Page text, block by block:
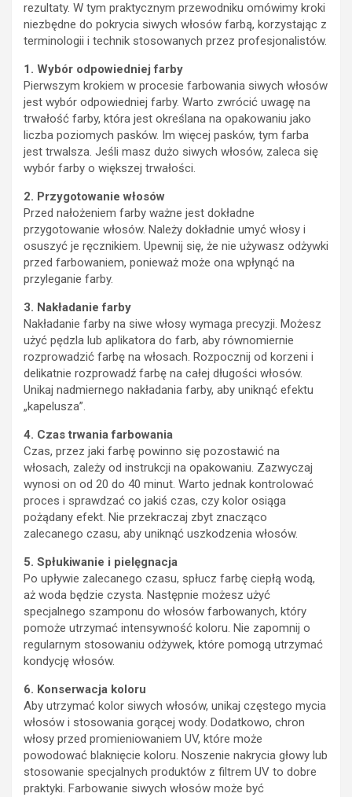
rezultaty. W tym praktycznym przewodniku omówimy kroki
niezbędne do pokrycia siwych włosów farbą, korzystając z
terminologii i technik stosowanych przez profesjonalistów.
1. Wybór odpowiedniej farby
Pierwszym krokiem w procesie farbowania siwych włosów
jest wybór odpowiedniej farby. Warto zwrócić uwagę na
trwałość farby, która jest określana na opakowaniu jako
liczba poziomych pasków. Im więcej pasków, tym farba
jest trwalsza. Jeśli masz dużo siwych włosów, zaleca się
wybór farby o większej trwałości.
2. Przygotowanie włosów
Przed nałożeniem farby ważne jest dokładne
przygotowanie włosów. Należy dokładnie umyć włosy i
osuszyć je ręcznikiem. Upewnij się, że nie używasz odżywki
przed farbowaniem, ponieważ może ona wpłynąć na
przyleganie farby.
3. Nakładanie farby
Nakładanie farby na siwe włosy wymaga precyzji. Możesz
użyć pędzla lub aplikatora do farb, aby równomiernie
rozprowadzić farbę na włosach. Rozpocznij od korzeni i
delikatnie rozprowadź farbę na całej długości włosów.
Unikaj nadmiernego nakładania farby, aby uniknąć efektu
„kapelusza”.
4. Czas trwania farbowania
Czas, przez jaki farbę powinno się pozostawić na
włosach, zależy od instrukcji na opakowaniu. Zazwyczaj
wynosi on od 20 do 40 minut. Warto jednak kontrolować
proces i sprawdzać co jakiś czas, czy kolor osiąga
pożądany efekt. Nie przekraczaj zbyt znacząco
zalecanego czasu, aby uniknąć uszkodzenia włosów.
5. Spłukiwanie i pielęgnacja
Po upływie zalecanego czasu, spłucz farbę ciepłą wodą,
aż woda będzie czysta. Następnie możesz użyć
specjalnego szamponu do włosów farbowanych, który
pomoże utrzymać intensywność koloru. Nie zapomnij o
regularnym stosowaniu odżywek, które pomogą utrzymać
kondycję włosów.
6. Konserwacja koloru
Aby utrzymać kolor siwych włosów, unikaj częstego mycia
włosów i stosowania gorącej wody. Dodatkowo, chron
włosy przed promieniowaniem UV, które może
powodować blaknięcie koloru. Noszenie nakrycia głowy lub
stosowanie specjalnych produktów z filtrem UV to dobre
praktyki. Farbowanie siwych włosów może być